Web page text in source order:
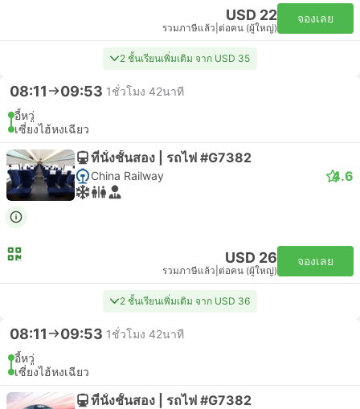
USD 22
รวมภาษีแล้ว ต่อคน (ผู้ใหญ่)
จองเลย
2 ชั้นเรียนเพิ่มเติม จาก USD 35
08:11 09:53 1ชั่วโมง 42นาที
อี้หวู่
เซี่ยงไฮ้หงเฉียว
ที่นั่งชั้นสอง | รถไฟ #G7382
China Railway 4.6
USD 26
รวมภาษีแล้ว ต่อคน (ผู้ใหญ่)
จองเลย
2 ชั้นเรียนเพิ่มเติม จาก USD 36
08:11 09:53 1ชั่วโมง 42นาที
อี้หวู่
เซี่ยงไฮ้หงเฉียว
ที่นั่งชั้นสอง | รถไฟ #G7382